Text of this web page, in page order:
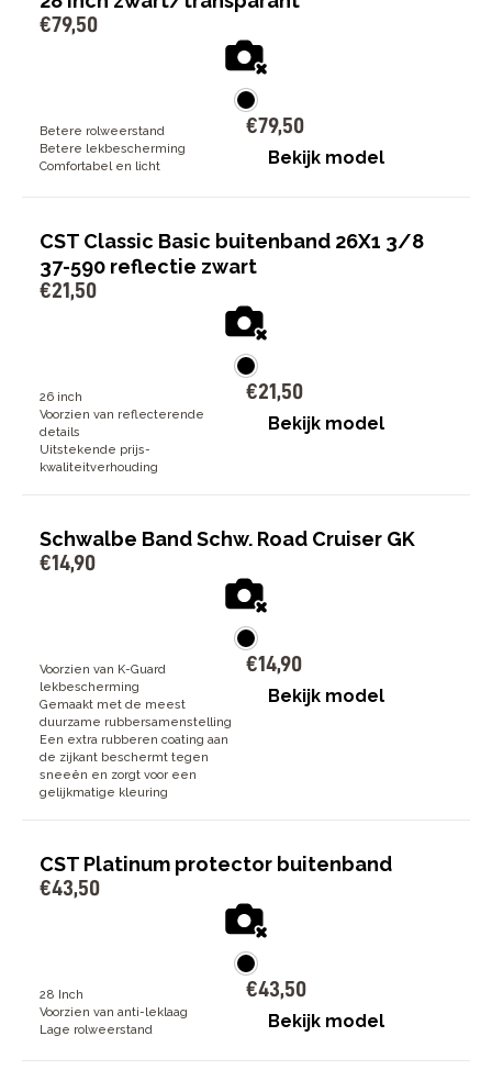
€79,50
Betere rolweerstand
Betere lekbescherming
Comfortabel en licht
€79,50
Bekijk model
CST Classic Basic buitenband 26X1 3/8
37-590 reflectie zwart
€21 ,50
26 inch
Voorzien van reflecterende
details
Uitstekende prijs-
kwaliteitverhouding
€21 ,50
Bekijk model
Schwalbe Band Schw. Road Cruiser GK
€14,90
Voorzien van K-Guard
lekbescherming
Gemaakt met de meest
duurzame rubbersamenstelling
Een extra rubberen coating aan
de zijkant beschermt tegen
sneeën en zorgt voor een
gelijkmatige kleuring
€14,90
Bekijk model
CST Platinum protector buitenband
€43,50
28 Inch
Voorzien van anti-leklaag
Lage rolweerstand
€43,50
Bekijk model